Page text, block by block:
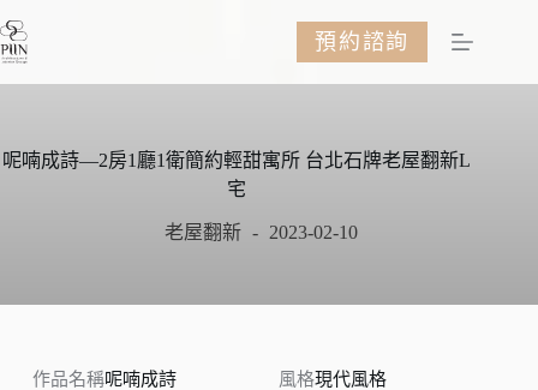
至
容
預約諮詢
呢喃成詩—2房1廳1衛簡約輕甜寓所 台北石牌老屋翻新L
宅
老屋翻新 2023-02-10
作品名稱呢喃成詩
風格現代風格